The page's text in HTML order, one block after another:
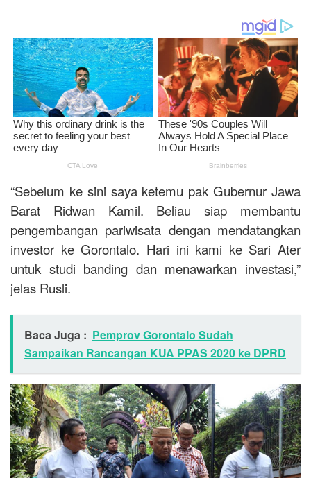
“Sebelum ke sini saya ketemu pak Gubernur Jawa
Barat Ridwan Kamil. Beliau siap membantu
pengembangan pariwisata dengan mendatangkan
investor ke Gorontalo. Hari ini kami ke Sari Ater
untuk studi banding dan menawarkan investasi,”
jelas Rusli.
Baca Juga : Pemprov Gorontalo Sudah
Sampaikan Rancangan KUA PPAS 2020 ke DPRD